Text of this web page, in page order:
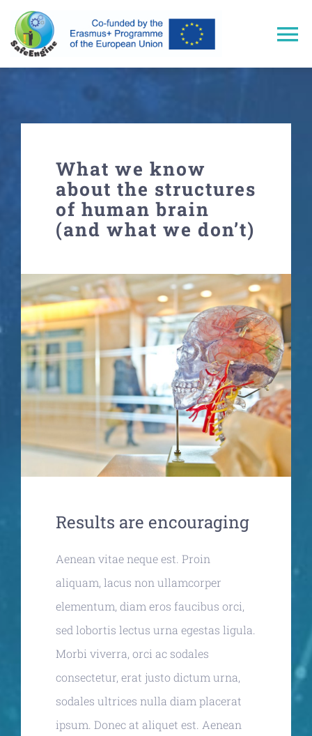
content
Trainings
Events & Dissemination
Partnership
Contact-us
What we know
about the structures
of human brain
(and what we don’t)
Results are encouraging
Aenean vitae neque est. Proin
aliquam, lacus non ullamcorper
elementum, diam eros faucibus orci,
sed lobortis lectus urna egestas ligula.
Morbi viverra, orci ac sodales
consectetur, erat justo dictum urna,
sodales ultrices nulla diam placerat
ipsum. Donec at aliquet est. Aenean